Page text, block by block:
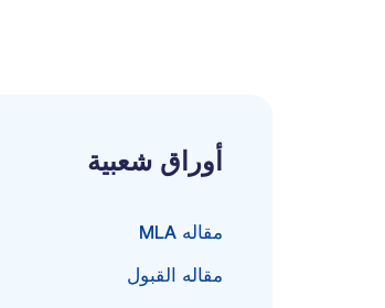
أوراق شعبية
مقاله MLA
مقاله القبول